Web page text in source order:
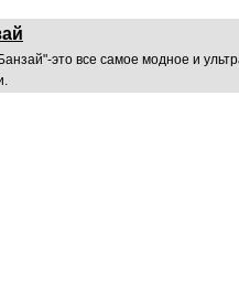
это все самое модное и